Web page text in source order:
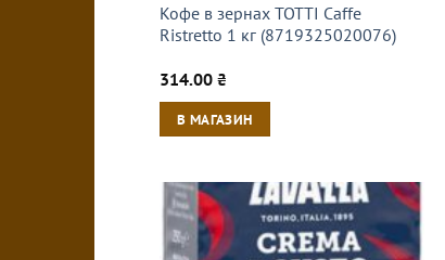
Кофе в зернах TOTTI Caffe
Ristretto 1 кг (8719325020076)
314.00 ₴
В МАГАЗИН